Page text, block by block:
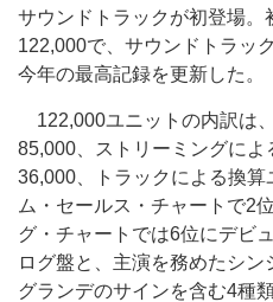
サウンドトラックが初登場
122,000で、サウンドトラッ
今年の最高記録を更新した。
122,000ユニットの内訳は
85,000、ストリーミングに
36,000、トラックによる換
ム・セールス・チャートで2
グ・チャートでは6位にデビ
ログ盤と、主演を務めたシン
グランデのサインを含む4種